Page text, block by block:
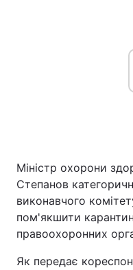
Міністр охорони
Степанов
виконавчого
пом'якшити
правоохоронних
Як передає